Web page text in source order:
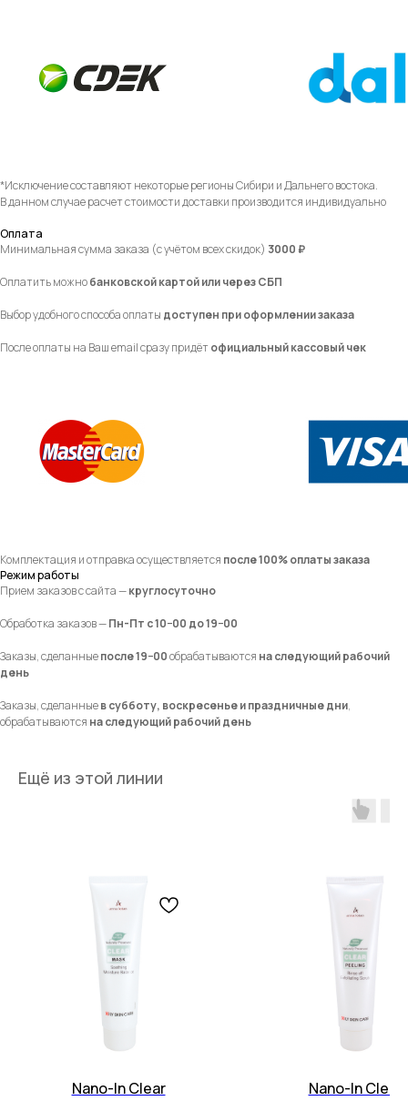
*Исключение составляют некоторые регионы Сибири и Дальнего востока.
В данном случае расчет стоимости доставки производится индивидуально
Оплата
Минимальная сумма заказа (с учётом всех скидок) 3000 ₽
Оплатить можнобанковской картой или через СБП
Выбор удобного способа оплаты доступен при оформлении заказа
После оплаты на Ваш email сразу придётофициальный кассовый чек
Комплектация и отправка осуществляется после 100% оплаты заказа
Режим работы
Прием заказов с сайта —круглосуточно
Обработка заказов —Пн-Пт с 10−00 до 19−00
Заказы, сделанныепосле 19−00обрабатываются на следующий рабочий
день
Заказы, сделанныев субботу, воскресенье и праздничные дни,
обрабатываются на следующий рабочий день
Ещё из этой линии
Nano-In Clear
Nano-In Clear